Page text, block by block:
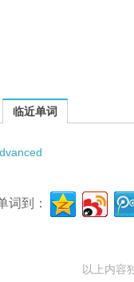
Rifle Marksmanship
临近单词
词到：
以上内容